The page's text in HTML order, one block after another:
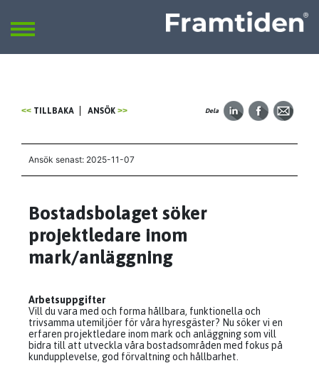
SÖK
TILLBAKA ANSÖK Dela
Ansök senast: 2025-11-07
Bostadsbolaget söker
projektledare inom
mark/anläggning
Arbetsuppgifter
Vill du vara med och forma hållbara, funktionella och
trivsamma utemiljöer för våra hyresgäster? Nu söker vi en
erfaren projektledare inom mark och anläggning som vill
bidra till att utveckla våra bostadsområden med fokus på
kundupplevelse, god förvaltning och hållbarhet.